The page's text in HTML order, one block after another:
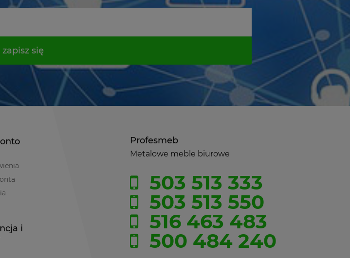
zapisz się
Profesmeb
Metalowe meble biurowe
503 513 333
503 513 550
516 463 483
500 484 240
i